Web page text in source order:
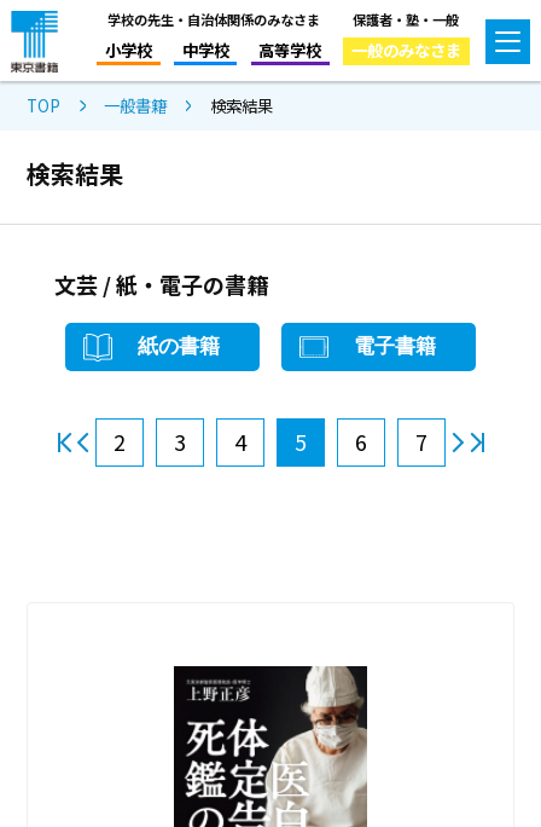
学校の先生・自治体関係のみなさま
小学校 中学校 高等学校
保護者・塾・一般
一般のみなさま
TOP 一般書籍 検索結果
検索結果
文芸 / 紙・電子の書籍
紙の書籍 電子書籍
2 3 4 5 6 7